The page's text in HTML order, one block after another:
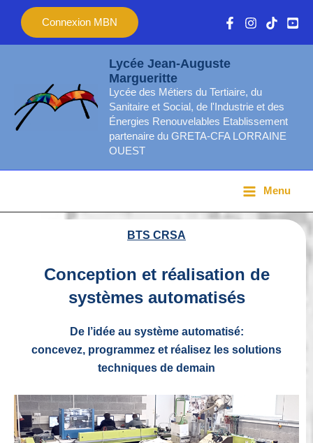
contenu
Connexion MBN
Lycée Jean-Auguste
Margueritte
Lycée des Métiers du Tertiaire, du
Sanitaire et Social, de l'Industrie et des
Énergies Renouvelables Etablissement
partenaire du GRETA-CFA LORRAINE
OUEST
Main
Menu
Menu
BTS CRSA
Conception et réalisation de
systèmes automatisés
De l’idée au système automatisé:
concevez, programmez et réalisez les solutions
techniques de demain